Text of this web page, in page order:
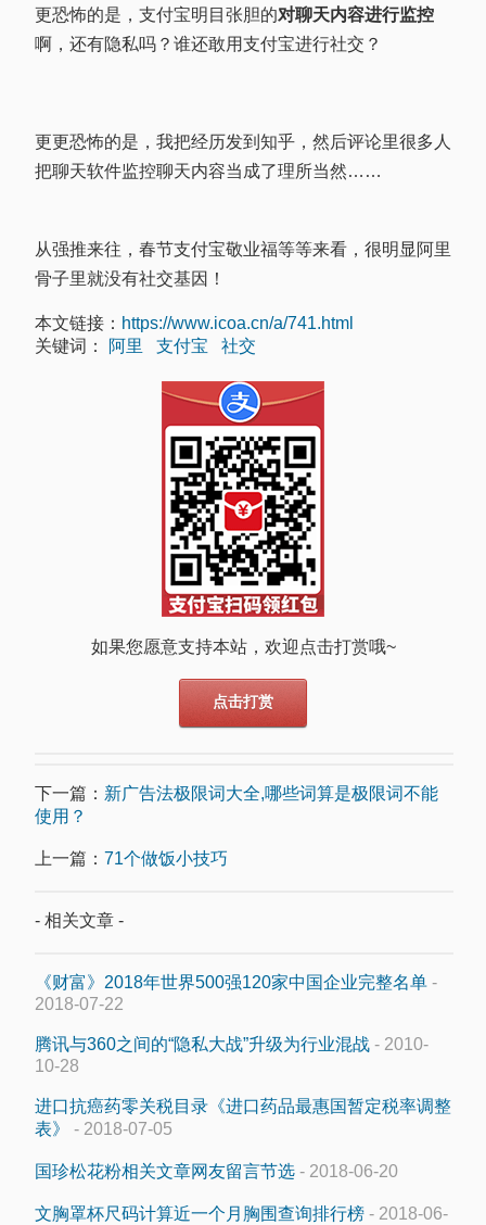
更恐怖的是，支付宝明目张胆的对聊天内容进行监控
啊，还有隐私吗？谁还敢用支付宝进行社交？
更更恐怖的是，我把经历发到知乎，然后评论里很多人
把聊天软件监控聊天内容当成了理所当然……
从强推来往，春节支付宝敬业福等等来看，很明显阿里
骨子里就没有社交基因！
本文链接： https://www.icoa.cn/a/741.html
关键词：
阿里 支付宝 社交
如果您愿意支持本站，欢迎点击打赏哦~
点击打赏
下一篇： 新广告法极限词大全,哪些词算是极限词不能
使用？
上一篇： 71个做饭小技巧
- 相关文章 -
《财富》2018年世界500强120家中国企业完整名单 -
2018-07-22
腾讯与360之间的“隐私大战”升级为行业混战 - 2010-
10-28
进口抗癌药零关税目录《进口药品最惠国暂定税率调整
表》
- 2018-07-05
国珍松花粉相关文章网友留言节选 - 2018-06-20
文胸罩杯尺码计算近一个月胸围查询排行榜 - 2018-06-